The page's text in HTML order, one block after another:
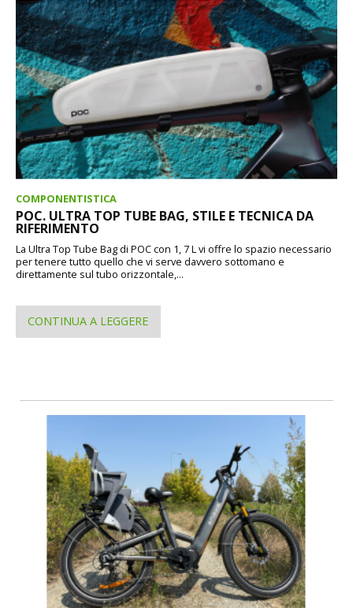
COMPONENTISTICA
POC. ULTRA TOP TUBE BAG, STILE E TECNICA DA
RIFERIMENTO
La Ultra Top Tube Bag di POC con 1, 7 L vi offre lo spazio necessario
per tenere tutto quello che vi serve davvero sottomano e
direttamente sul tubo orizzontale,...
CONTINUA A LEGGERE